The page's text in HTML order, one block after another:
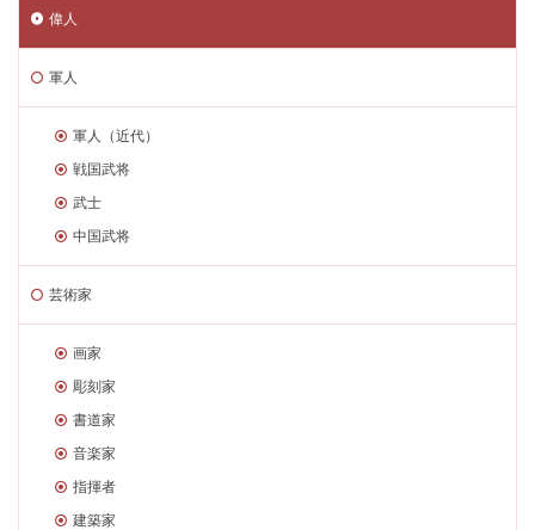
偉人
軍人
軍人（近代）
戦国武将
武士
中国武将
芸術家
画家
彫刻家
書道家
音楽家
指揮者
建築家